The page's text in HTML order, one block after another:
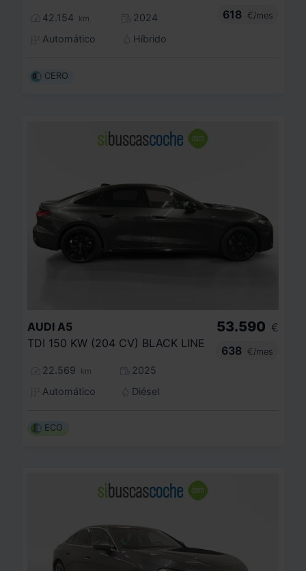
42.154 km
2024
Automático
Híbrido
618
€/mes
CERO
AUDI A5
TDI 150 KW (204 CV) BLACK LINE
22.569 km
2025
Automático
Diésel
53.590 €
638
€/mes
ECO